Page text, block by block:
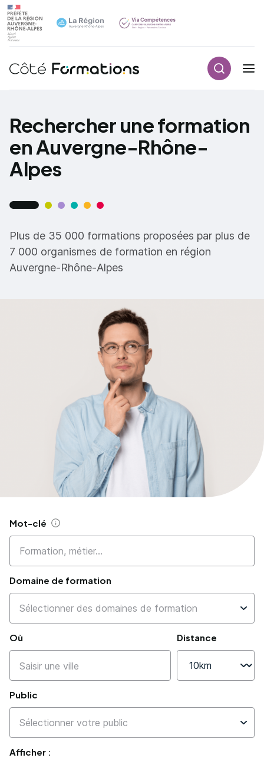
Navigation principale
Rechercher une formation
en Auvergne-Rhône-
Alpes
Plus de 35 000 formations proposées par plus de
7 000 organismes de formation en région
Auvergne-Rhône-Alpes
Mot-clé Aide
Domaine de formation
Où Distance
Public
Afficher :